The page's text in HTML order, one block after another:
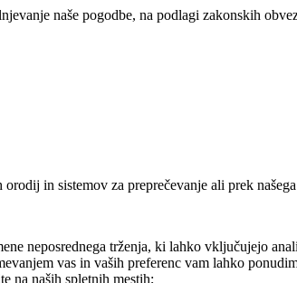
naše pogodbe, na podlagi zakonskih
in sistemov za preprečevanje ali prek
neposrednega trženja, ki lahko vključujejo
vas in vaših preferenc vam lahko
na naših spletnih mestih;